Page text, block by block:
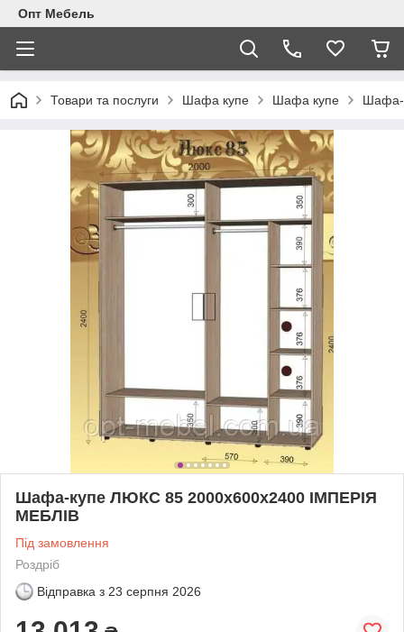
Опт Мебель
Товари та послуги Шафа купе Шафа купе Шафа-
Шафа-купе ЛЮКС 85 2000x600х2400 ІМПЕРIЯ
МЕБЛIВ
Під замовлення
Роздріб
Відправка з 23 серпня 2026